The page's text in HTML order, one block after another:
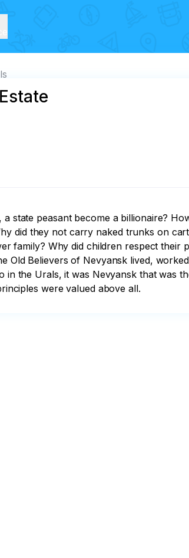
state peasant become a billionaire?
did they not carry naked trunks on
family? Why did children respect
Old Believers of Nevyansk lived,
in the Urals, it was Nevyansk that was
were valued above all.